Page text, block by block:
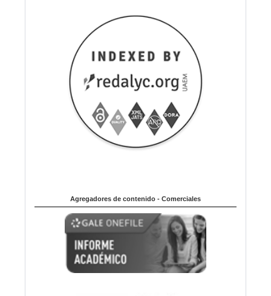
Agregadores de contenido - Comerciales